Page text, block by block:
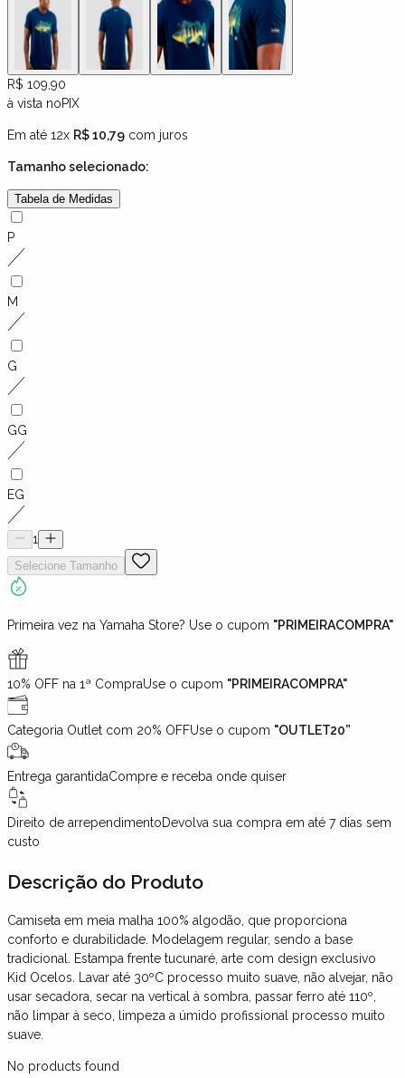
R$ 109,90
à vista noPIX
Em até 12x R$ 10,79 com juros
Tamanhoselecionado:
Tabela de Medidas
P
M
G
GG
EG
1
Selecione Tamanho
Primeira vez na Yamaha Store? Use o cupom "PRIMEIRACOMPRA"
10% OFF na 1ª CompraUse o cupom "PRIMEIRACOMPRA"
Categoria Outlet com 20% OFFUse o cupom "OUTLET20”
Entrega garantidaCompre e receba onde quiser
Direito de arrependimentoDevolva sua compra em até 7 dias sem
custo
Descrição do Produto
Camiseta em meia malha 100% algodão, que proporciona
conforto e durabilidade. Modelagem regular, sendo a base
tradicional. Estampa frente tucunaré, arte com design exclusivo
Kid Ocelos. Lavar até 30ºC processo muito suave, não alvejar, não
usar secadora, secar na vertical à sombra, passar ferro até 110º,
não limpar à seco, limpeza a úmido profissional processo muito
suave.
No products found